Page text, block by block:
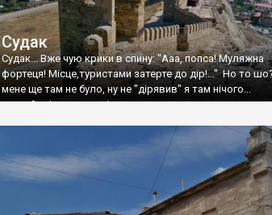
Судак
Судак... Вже чую крики в спину: "Ааа, попса! Муляжна
фортеця! Місце,туристами затерте до дір!..." Но то
мене ще там не було, ну не "дірявив" я там нічого...
принаймні до цього літа.